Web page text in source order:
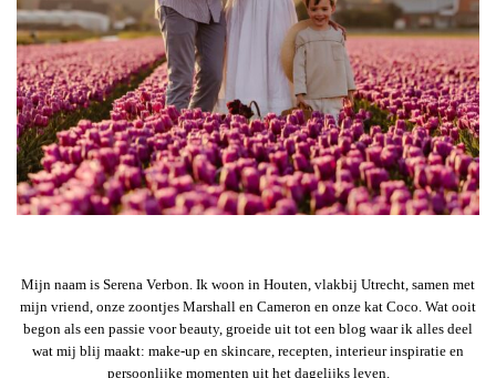
Mijn naam is Serena Verbon. Ik woon in Houten, vlakbij Utrecht, samen met
mijn vriend, onze zoontjes Marshall en Cameron en onze kat Coco. Wat ooit
begon als een passie voor beauty, groeide uit tot een blog waar ik alles deel
wat mij blij maakt: make-up en skincare, recepten, interieur inspiratie en
persoonlijke momenten uit het dagelijks leven.